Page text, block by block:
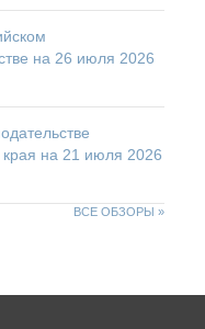
на 26 июля 2026
края на 21 июля 2026
ВСЕ ОБЗОРЫ »